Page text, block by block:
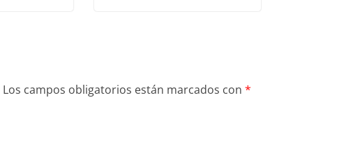
Los campos obligatorios están marcados con *